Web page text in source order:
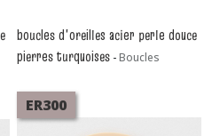
boucles d'oreilles acier perle douce
pierres turquoises -Boucles
ER300